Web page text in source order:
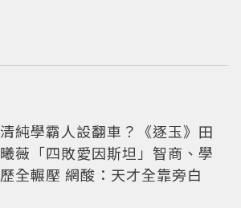
清純學霸人設翻車？《逐玉》田
曦薇「四敗愛因斯坦」智商、學
歷全輾壓 網酸：天才全靠旁白